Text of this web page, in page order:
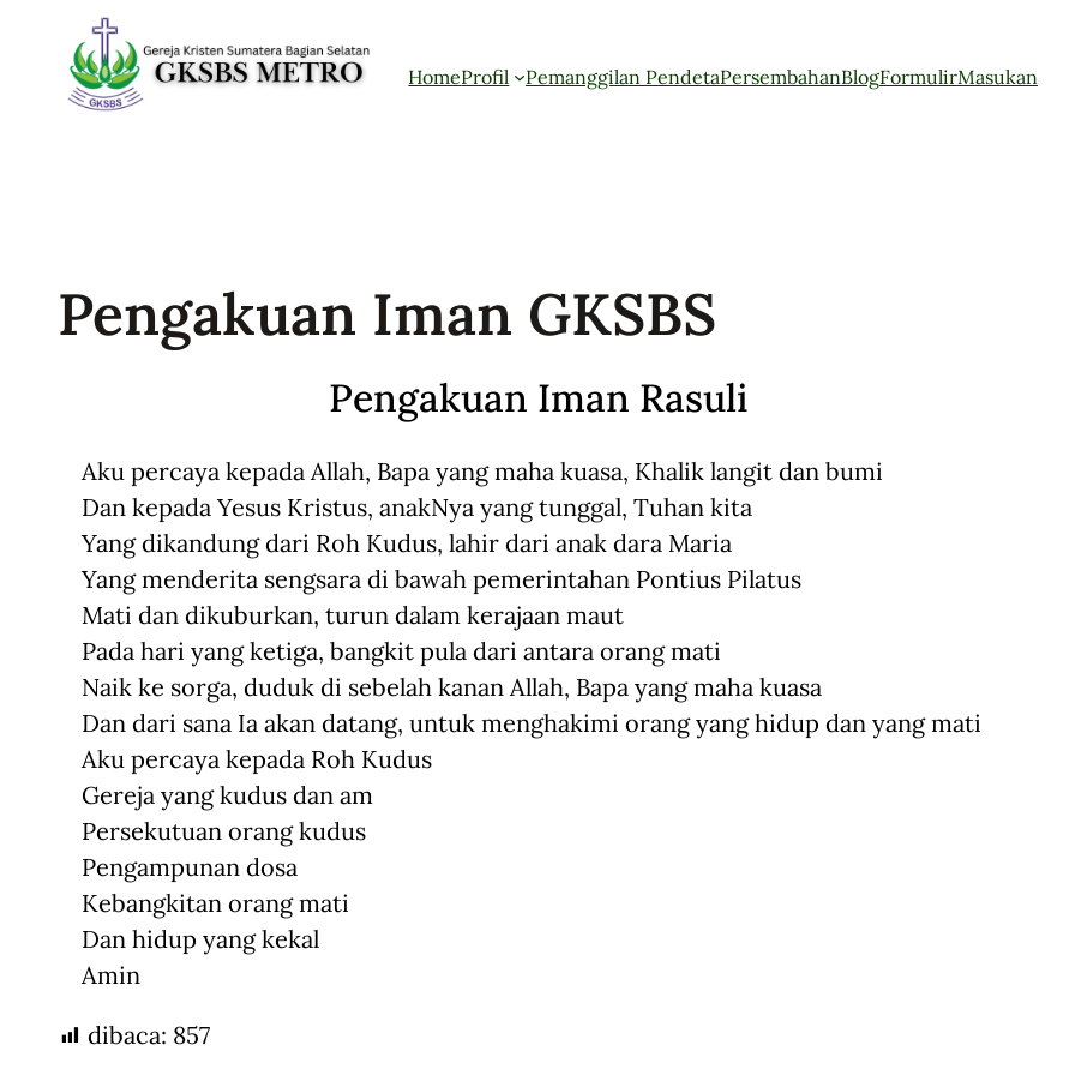
HomeProfil Pemanggilan PendetaPersembahanBlogFormulirMasukan
Pengakuan Iman GKSBS
Pengakuan Iman Rasuli
Aku percaya kepada Allah, Bapa yang maha kuasa, Khalik langit dan bumi
Dan kepada Yesus Kristus, anakNya yang tunggal, Tuhan kita
Yang dikandung dari Roh Kudus, lahir dari anak dara Maria
Yang menderita sengsara di bawah pemerintahan Pontius Pilatus
Mati dan dikuburkan, turun dalam kerajaan maut
Pada hari yang ketiga, bangkit pula dari antara orang mati
Naik ke sorga, duduk di sebelah kanan Allah, Bapa yang maha kuasa
Dan dari sana Ia akan datang, untuk menghakimi orang yang hidup dan yang mati
Aku percaya kepada Roh Kudus
Gereja yang kudus dan am
Persekutuan orang kudus
Pengampunan dosa
Kebangkitan orang mati
Dan hidup yang kekal
Amin
dibaca: 857